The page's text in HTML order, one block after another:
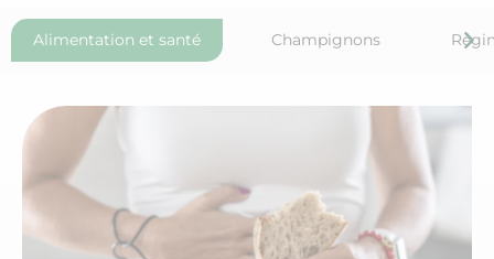
Alimentation et santé Champignons